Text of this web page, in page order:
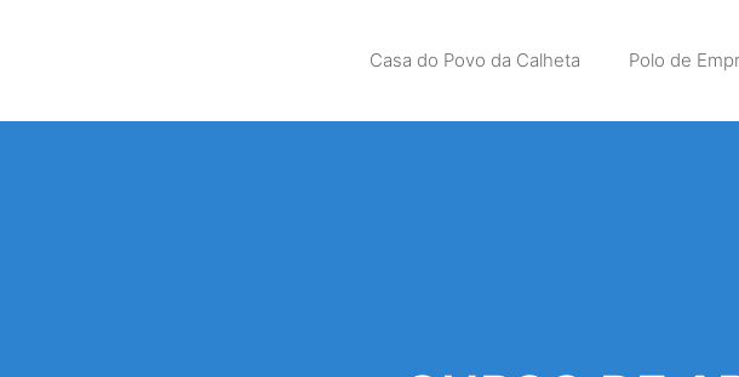
Casa do Povo da Calheta Polo de